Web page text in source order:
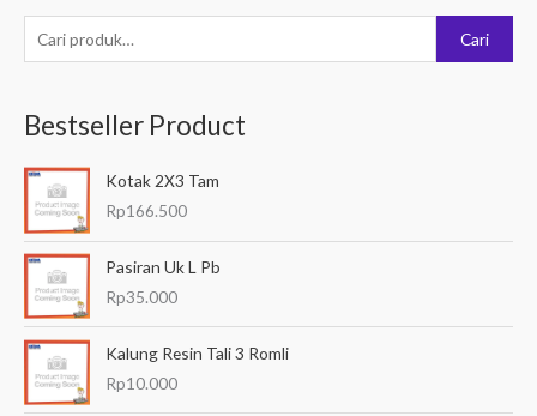
e
c
a
u
n
Cari
Bestseller Product
Kotak 2X3 Tam
Rp166.500
Pasiran Uk L Pb
Rp35.000
Kalung Resin Tali 3 Romli
Rp10.000